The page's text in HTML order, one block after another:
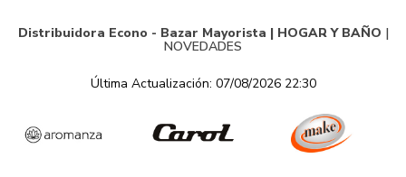
Distribuidora Econo - Bazar Mayorista | HOGAR Y BAÑO |
NOVEDADES
Última Actualización: 07/08/2026 22:30